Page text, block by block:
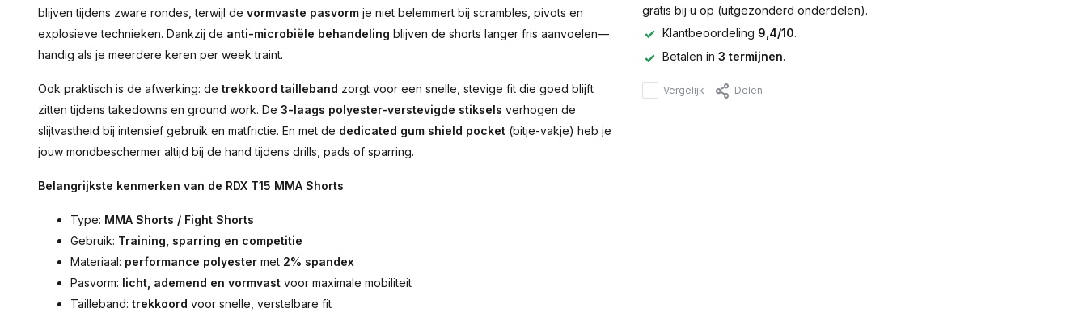
blijven tijdens zware rondes, terwijl de vormvaste pasvorm je niet belemmert bij scrambles, pivots en
explosieve technieken. Dankzij de anti-microbiële behandeling blijven de shorts langer fris aanvoelen—
handig als je meerdere keren per week traint.
Ook praktisch is de afwerking: de trekkoord tailleband zorgt voor een snelle, stevige fit die goed blijft
zitten tijdens takedowns en ground work. De 3-laags polyester-verstevigde stiksels verhogen de
slijtvastheid bij intensief gebruik en matfrictie. En met de dedicated gum shield pocket (bitje-vakje) heb je
jouw mondbeschermer altijd bij de hand tijdens drills, pads of sparring.
Belangrijkste kenmerken van de RDX T15 MMA Shorts
Type: MMA Shorts / Fight Shorts
Gebruik: Training, sparring en competitie
Materiaal: performance polyester met 2% spandex
Pasvorm: licht, ademend en vormvast voor maximale mobiliteit
Tailleband: trekkoord voor snelle, verstelbare fit
gratis bij u op (uitgezonderd onderdelen).
Klantbeoordeling 9,4/10.
Betalen in 3 termijnen.
Vergelijk Delen